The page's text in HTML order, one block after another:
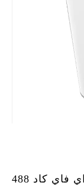
OLANSI K08A التحكم في واي فاي كاد 488